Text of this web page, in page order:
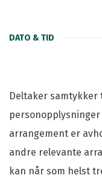
DATO & TID
Deltaker samtykker
arrangement er
andre relevante
kan når som helst